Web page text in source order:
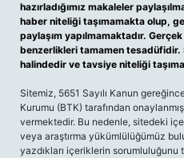
hazırladığımız makaleler
haber niteliği taşımamakta olup,
paylaşım yapılmamaktadır.
benzerlikleri tamamen
halindedir ve tavsiye niteliği
Sitemiz, 5651 Sayılı Kanun
Kurumu (BTK) tarafından
vermektedir. Bu nedenle, sitedeki
veya araştırma yükümlülüğümüz
yazdıkları içeriklerin